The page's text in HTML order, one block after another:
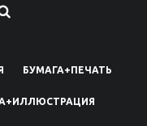
БУМАГА+ПЕЧАТЬ